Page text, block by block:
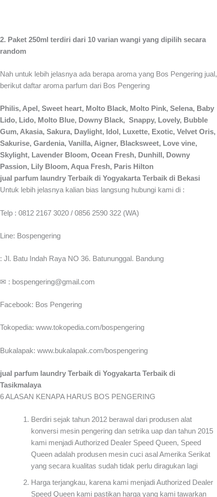
2. Paket 250ml terdiri dari 10 varian wangi yang dipilih secara
random
Nah untuk lebih jelasnya ada berapa aroma yang Bos Pengering jual,
berikut daftar aroma parfum dari Bos Pengering
Philis, Apel, Sweet heart, Molto Black, Molto Pink, Selena, Baby
Lido, Lido, Molto Blue, Downy Black, Snappy, Lovely, Bubble
Gum, Akasia, Sakura, Daylight, Idol, Luxette, Exotic, Velvet Oris,
Sakurise, Gardenia, Vanilla, Aigner, Blacksweet, Love vine,
Skylight, Lavender Bloom, Ocean Fresh, Dunhill, Downy
Passion, Lily Bloom, Aqua Fresh, Paris Hilton
jual parfum laundry Terbaik di Yogyakarta Terbaik di Bekasi
Untuk lebih jelasnya kalian bias langsung hubungi kami di :
Telp : 0812 2167 3020 / 0856 2590 322 (WA)
Line: Bospengering
: Jl. Batu Indah Raya NO 36. Batununggal. Bandung
✉ : bospengering@gmail.com
Facebook: Bos Pengering
Tokopedia: www.tokopedia.com/bospengering
Bukalapak: www.bukalapak.com/bospengering
jual parfum laundry Terbaik di Yogyakarta Terbaik di
Tasikmalaya
6 ALASAN KENAPA HARUS BOS PENGERING
Berdiri sejak tahun 2012 berawal dari produsen alat
konversi mesin pengering dan setrika uap dan tahun 2015
kami menjadi Authorized Dealer Speed Queen, Speed
Queen adalah produsen mesin cuci asal Amerika Serikat
yang secara kualitas sudah tidak perlu diragukan lagi
Harga terjangkau, karena kami menjadi Authorized Dealer
Speed Queen kami pastikan harga yang kami tawarkan